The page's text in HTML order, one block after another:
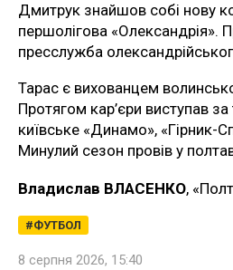
Дмитрук знайшов собі нову
першолігова «Олександрія».
пресслужба
Тарас є вихованцем
Протягом кар’єри виступав за
київське «Динамо», «Гірник-
Минулий сезон провів у
Владислав ВЛАСЕНКО,
ФУТБОЛ
8 серпня 2026, 15:40